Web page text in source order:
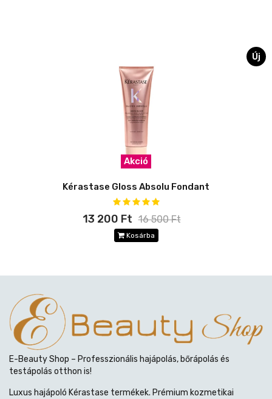
Új
Akció
Kérastase Gloss Absolu Fondant
13 200 Ft 16 500 Ft
Kosárba
E-Beauty Shop – Professzionális hajápolás, bőrápolás és
testápolás otthon is!
Luxus hajápoló Kérastase termékek. Prémium kozmetikai